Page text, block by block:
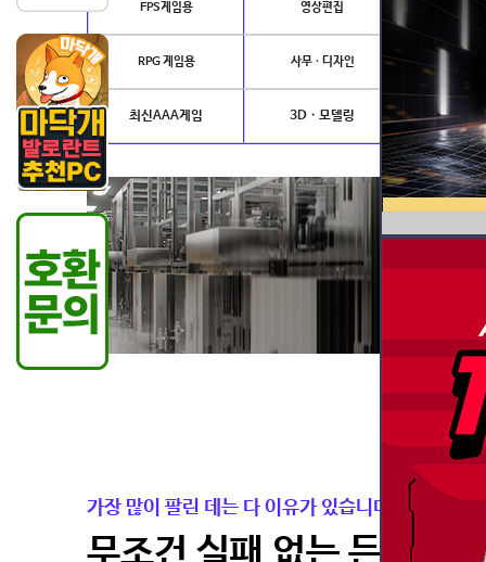
FPS게임용 영상편집
RPG 게임용 사무 · 디자인
최신AAA게임 3D · 모델링 NVIDIA
가장 많이 팔린 데는 다 이유가 있습니다.
무조건 실패 없는 든든한